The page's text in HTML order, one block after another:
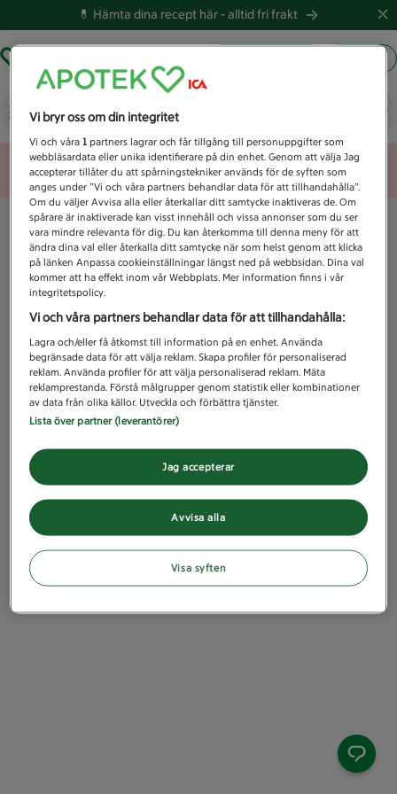
💊 Hämta dina recept här -alltid fri frakt
Vad letar du efter idag?
Unknown error
Vi bryr oss om din integritet
Vi och våra1 partners lagrar och får tillgång till personuppgifter som
webbläsardata eller unika identifierare på din enhet. Genom att välja Jag
accepterar tillåter du att spårningstekniker används för de syften som
anges under ”Vi och våra partners behandlar data för att tillhandahålla”.
Om du väljer Avvisa alla eller återkallar ditt samtycke inaktiveras de. Om
spårare är inaktiverade kan visst innehåll och vissa annonser som du ser
vara mindre relevanta för dig. Du kan återkomma till denna meny för att
ändra dina val eller återkalla ditt samtycke när som helst genom att klicka
på länken Anpassa cookieinställningar längst ned på webbsidan. Dina val
kommer att ha effekt inom vår Webbplats. Mer information finns i vår
integritetspolicy.
Vi och våra partners behandlar data för att tillhandahålla:
Lagra och/eller få åtkomst till information på en enhet. Använda
begränsade data för att välja reklam. Skapa profiler för personaliserad
reklam. Använda profiler för att välja personaliserad reklam. Mäta
reklamprestanda. Förstå målgrupper genom statistik eller kombinationer
av data från olika källor. Utveckla och förbättra tjänster.
Lista över partner (leverantörer)
Avvisa alla
Jag accepterar
Visa syften